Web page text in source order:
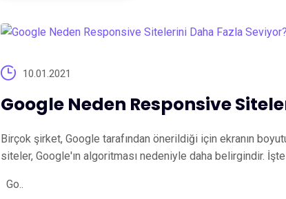
10.01.2021
Google Neden Responsive
Birçok şirket, Google tarafından önerildiği için ekranın
siteler, Google'ın algoritması nedeniyle daha belirgindir.
Go..